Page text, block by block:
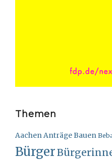
Themen
AachenAnträgeBauen
Bürger